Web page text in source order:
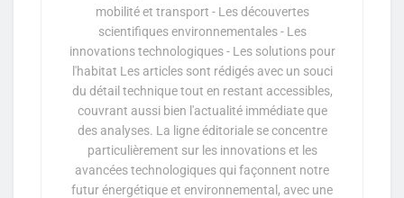
mobilité et transport - Les découvertes
scientifiques environnementales - Les
innovations technologiques - Les solutions pour
l'habitat Les articles sont rédigés avec un souci
du détail technique tout en restant accessibles,
couvrant aussi bien l'actualité immédiate que
des analyses. La ligne éditoriale se concentre
particulièrement sur les innovations et les
avancées technologiques qui façonnent notre
futur énergétique et environnemental, avec une